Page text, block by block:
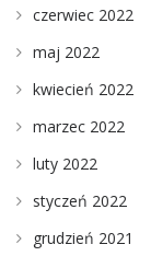
czerwiec 2022
maj 2022
kwiecień 2022
marzec 2022
luty 2022
styczeń 2022
grudzień 2021